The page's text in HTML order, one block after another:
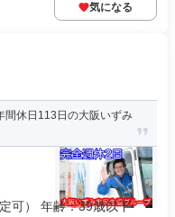
気になる
間休日113日の大阪いずみ
可） 年齢：39歳以下